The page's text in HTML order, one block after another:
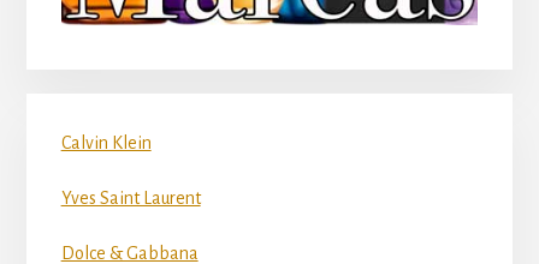
Calvin Klein
Yves Saint Laurent
Dolce & Gabbana